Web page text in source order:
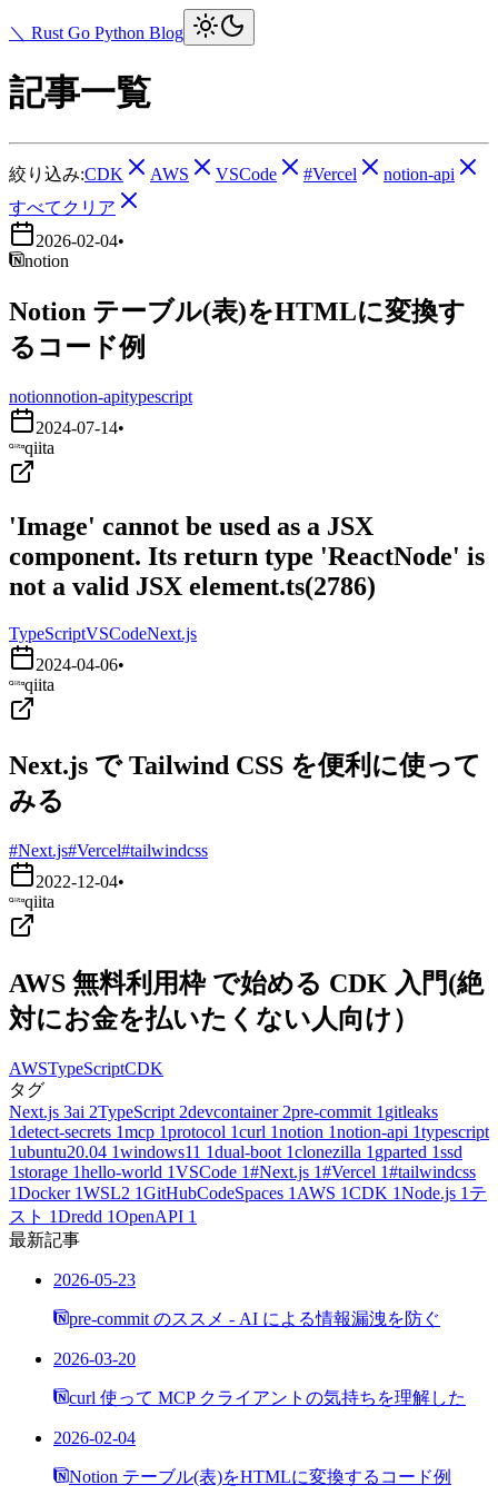
＼ Rust Go Python Blog
記事一覧
絞り込み:CDK AWS VSCode #Vercel
notion-api
すべてクリア
2026-02-04•
notion
Notion テーブル(表)をHTMLに変換す
るコード例
notionnotion-apitypescript
2024-07-14•
qiita
'Image' cannot be used as a JSX
component. Its return type 'ReactNode' is
not a valid JSX element.ts(2786)
TypeScriptVSCodeNext.js
2024-04-06•
qiita
Next.js で Tailwind CSS を便利に使って
みる
#Next.js#Vercel#tailwindcss
2022-12-04•
qiita
AWS 無料利用枠 で始める CDK 入門(絶
対にお金を払いたくない人向け）
AWSTypeScriptCDK
タグ
Next.js 3ai 2TypeScript 2devcontainer 2pre-commit 1 gitleaks
1detect-secrets 1mcp 1protocol 1curl 1notion 1notion-api 1typescript
1ubuntu20.04 1windows11 1dual-boot 1clonezilla 1 gparted 1ssd
1storage 1hello-world 1VSCode 1#Next.js 1#Vercel 1#tailwindcss
1Docker 1WSL2 1GitHubCodeSpaces 1 AWS 1CDK 1Node.js 1 テ
スト 1Dredd 1OpenAPI 1
最新記事
2026-05-23
pre-commit のススメ - AI による情報漏洩を防ぐ
2026-03-20
curl 使って MCP クライアントの気持ちを理解した
2026-02-04
Notion テーブル(表)をHTMLに変換するコード例